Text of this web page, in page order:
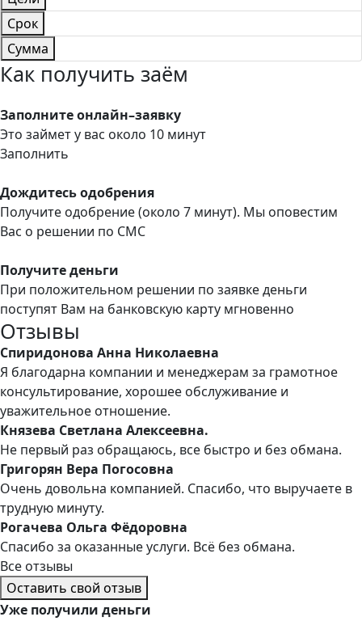
Срок
Сумма
Как получить заём
Заполните онлайн–заявку
Это займет у вас около 10 минут
Заполнить
Дождитесь одобрения
Получите одобрение (около 7 минут). Мы оповестим
Вас о решении по СМС
Получите деньги
При положительном решении по заявке деньги
поступят Вам на банковскую карту мгновенно
Отзывы
Спиридонова Анна Николаевна
Я благодарна компании и менеджерам за грамотное
консультирование, хорошее обслуживание и
уважительное отношение.
Князева Светлана Алексеевна.
Не первый раз обращаюсь, все быстро и без обмана.
Григорян Вера Погосовна
Очень довольна компанией. Спасибо, что выручаете в
трудную минуту.
Рогачева Ольга Фёдоровна
Спасибо за оказанные услуги. Всё без обмана.
Все отзывы
Оставить свой отзыв
Уже получили деньги